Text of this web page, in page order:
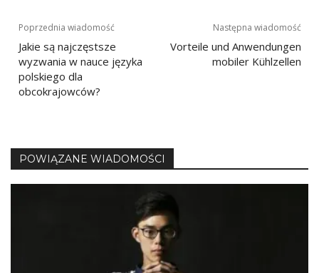
Nawigacja
wpisu
Poprzednia wiadomość
Jakie są najczęstsze
wyzwania w nauce języka
polskiego dla
obcokrajowców?
Następna wiadomość
Vorteile und Anwendungen
mobiler Kühlzellen
POWIĄZANE WIADOMOŚCI